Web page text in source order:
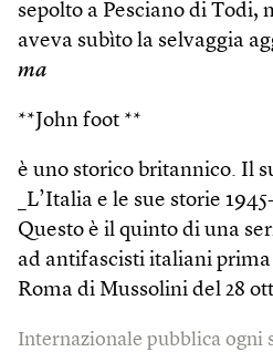
sepolto a Pesciano di Todi,
aveva subìto la selvaggia
ma
**John foot **
è uno storico britannico. Il
_L’Italia e le sue storie
Questo è il quinto di una
ad antifascisti italiani prima
Roma di Mussolini del 28
Internazionale pubblica ogni